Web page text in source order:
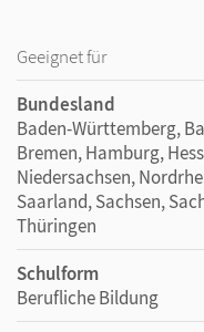
Geeignet für
Bundesland
Baden-Württemberg,
Bremen, Hamburg,
Niedersachsen,
Saarland, Sachsen,
Thüringen
Schulform
Berufliche Bildung